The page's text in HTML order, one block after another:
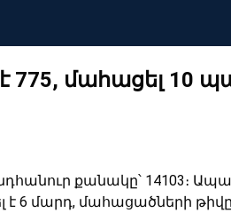
775, մահացել 10
քանակը՝ 14103։
է 6 մարդ, մահացածների թիվը